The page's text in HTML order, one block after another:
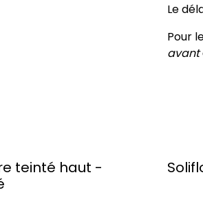
Le
Pour
avant
teinté haut -